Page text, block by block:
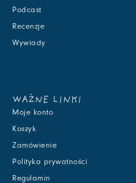
Podcast
Recenzje
Wywiady
WAŻNE LINKI
Moje konto
Koszyk
Zamówienie
Polityka prywatności
Regulamin